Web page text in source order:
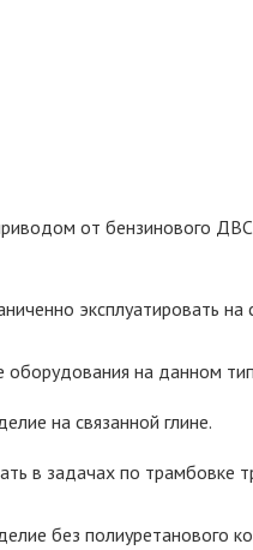
от бензинового
эксплуатировать на
оборудования на данном
на связанной глине.
в задачах по трамбовке
без полиуретанового